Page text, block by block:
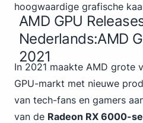
hoogwaardige grafische
AMD GPU
Nederlands:AMD
2021
In 2021 maakte AMD grote
GPU-markt met nieuwe
van tech-fans en gamers
van de Radeon RX 6000-